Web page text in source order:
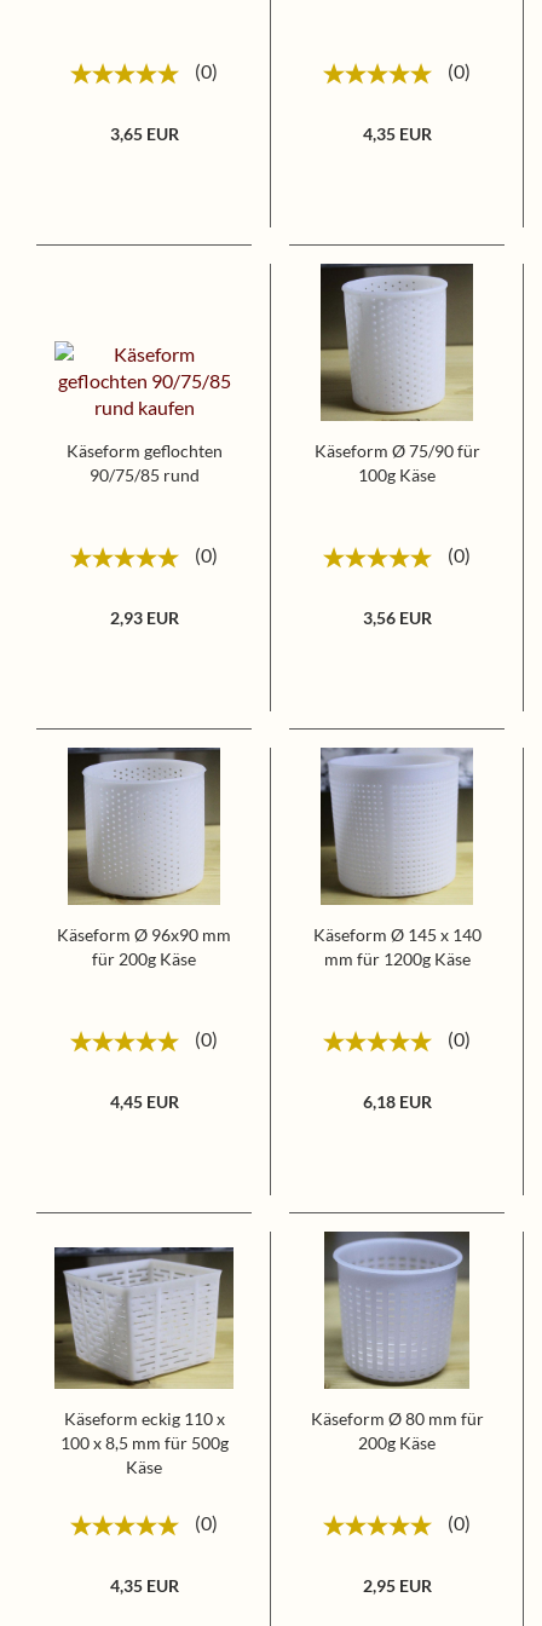
0
3,65 EUR
0
4,35 EUR
Käseform geflochten
90/75/85 rund
0
2,93 EUR
Käseform Ø 75/90 für
100g Käse
0
3,56 EUR
Käseform Ø 96x90 mm
für 200g Käse
0
4,45 EUR
Käseform Ø 145 x 140
mm für 1200g Käse
0
6,18 EUR
Käseform eckig 110 x
100 x 8,5 mm für 500g
Käse
0
4,35 EUR
Käseform Ø 80 mm für
200g Käse
0
2,95 EUR